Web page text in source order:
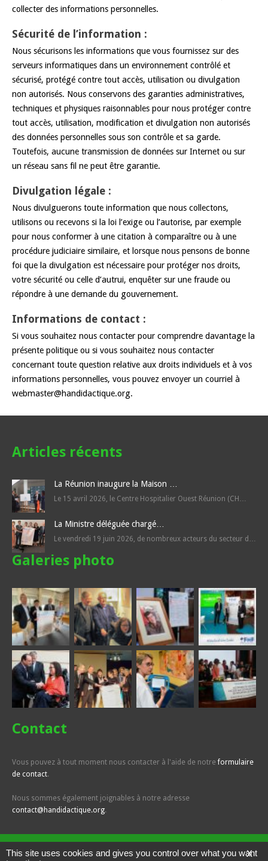
collecter des informations personnelles.
Sécurité de l’information :
Nous sécurisons les informations que vous fournissez sur des
serveurs informatiques dans un environnement contrôlé et
sécurisé, protégé contre tout accès, utilisation ou divulgation
non autorisés. Nous conservons des garanties administratives,
techniques et physiques raisonnables pour nous protéger contre
tout accès, utilisation, modification et divulgation non autorisés
des données personnelles sous son contrôle et sa garde.
Toutefois, aucune transmission de données sur Internet ou sur
un réseau sans fil ne peut être garantie.
Divulgation légale :
Nous divulguerons toute information que nous collectons,
utilisons ou recevons si la loi l’exige ou l’autorise, par exemple
pour nous conformer à une citation à comparaître ou à une
procédure judiciaire similaire, et lorsque nous pensons de bonne
foi que la divulgation est nécessaire pour protéger nos droits,
votre sécurité ou celle d’autrui, enquêter sur une fraude ou
répondre à une demande du gouvernement.
Informations de contact :
Si vous souhaitez nous contacter pour comprendre davantage la
présente politique ou si vous souhaitez nous contacter
concernant toute question relative aux droits individuels et à vos
informations personnelles, vous pouvez envoyer un courriel à
webmaster@handidactique.org.
Articles récents
La Réunion inaugure la Maison …
Le 15 avril 2026, le Centre Hospitalier Ouest Réunion (CH…
La Ministre déléguée chargé…
Le vendredi 19 juin 2026, de nombreux acteurs du secteur d…
Galeries photo
Contact
Vous pouvez à tout moment nous contacter à l'aide de notreformulaire
de contact.
Nous sommes également joignables à notre adresse
contact@handidactique.org.
X
This site uses cookies and gives you control over what you want